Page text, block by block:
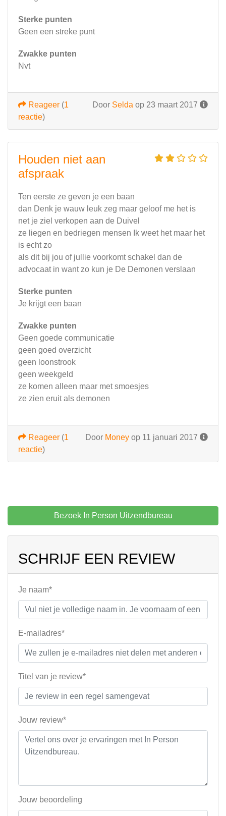
Sterke punten
Geen een streke punt
Zwakke punten
Nvt
Door Selda op 23 maart 2017
Reageer (1
reactie)
Houden niet aan
afspraak
Ten eerste ze geven je een baan
dan Denk je wauw leuk zeg maar geloof me het is
net je ziel verkopen aan de Duivel
ze liegen en bedriegen mensen Ik weet het maar het
is echt zo
als dit bij jou of jullie voorkomt schakel dan de
advocaat in want zo kun je De Demonen verslaan
Sterke punten
Je krijgt een baan
Zwakke punten
Geen goede communicatie
geen goed overzicht
geen loonstrook
geen weekgeld
ze komen alleen maar met smoesjes
ze zien eruit als demonen
Door Money op 11 januari 2017
Reageer (1
reactie)
Bezoek In Person Uitzendbureau
SCHRIJF EEN REVIEW
Je naam*
E-mailadres*
Titel van je review*
Jouw review*
Jouw beoordeling